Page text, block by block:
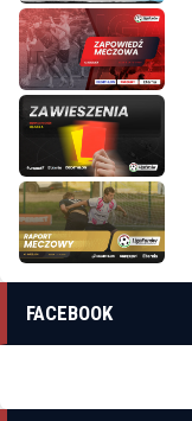
FACEBOOK